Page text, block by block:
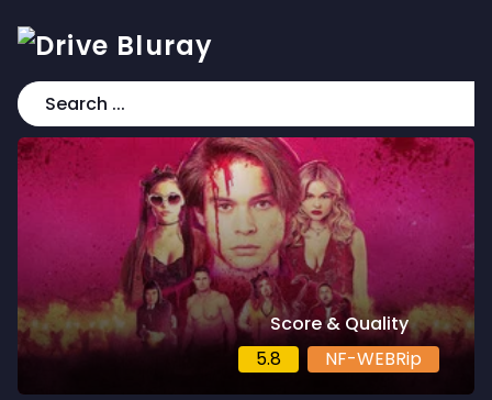
Score & Quality
5.8
NF-WEBRip